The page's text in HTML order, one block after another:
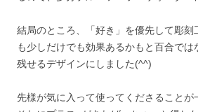
結局のところ、「好き」を優先して彫刻
も少しだけでも効果あるかもと百合では
残せるデザインにしました(^^)
先様が気に入って使ってくださることが